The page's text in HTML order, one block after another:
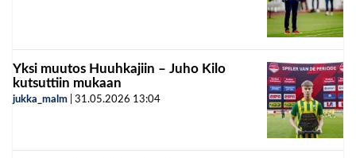
Yksi muutos Huuhkajiin – Juho Kilo
kutsuttiin mukaan
jukka_malm 31.05.2026 13:04